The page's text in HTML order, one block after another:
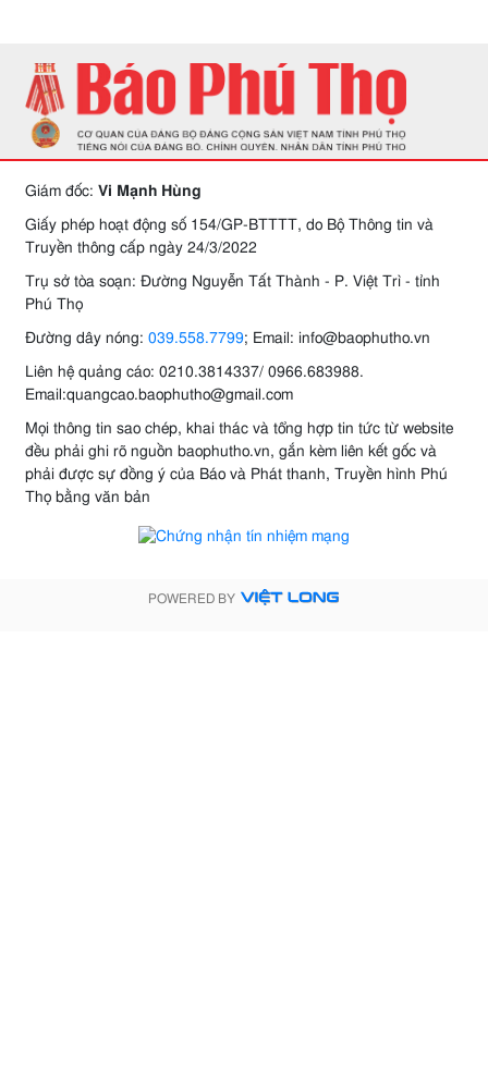
Giám đốc: Vi Mạnh Hùng
Giấy phép hoạt động số 154/GP-BTTTT, do Bộ Thông tin và
Truyền thông cấp ngày 24/3/2022
Trụ sở tòa soạn: Đường Nguyễn Tất Thành - P. Việt Trì - tỉnh
Phú Thọ
Đường dây nóng: 039.558.7799; Email: info@baophutho.vn
Liên hệ quảng cáo: 0210.3814337/ 0966.683988.
Email:quangcao.baophutho@gmail.com
Mọi thông tin sao chép, khai thác và tổng hợp tin tức từ website
đều phải ghi rõ nguồn baophutho.vn, gắn kèm liên kết gốc và
phải được sự đồng ý của Báo và Phát thanh, Truyền hình Phú
Thọ bằng văn bản
POWERED BY